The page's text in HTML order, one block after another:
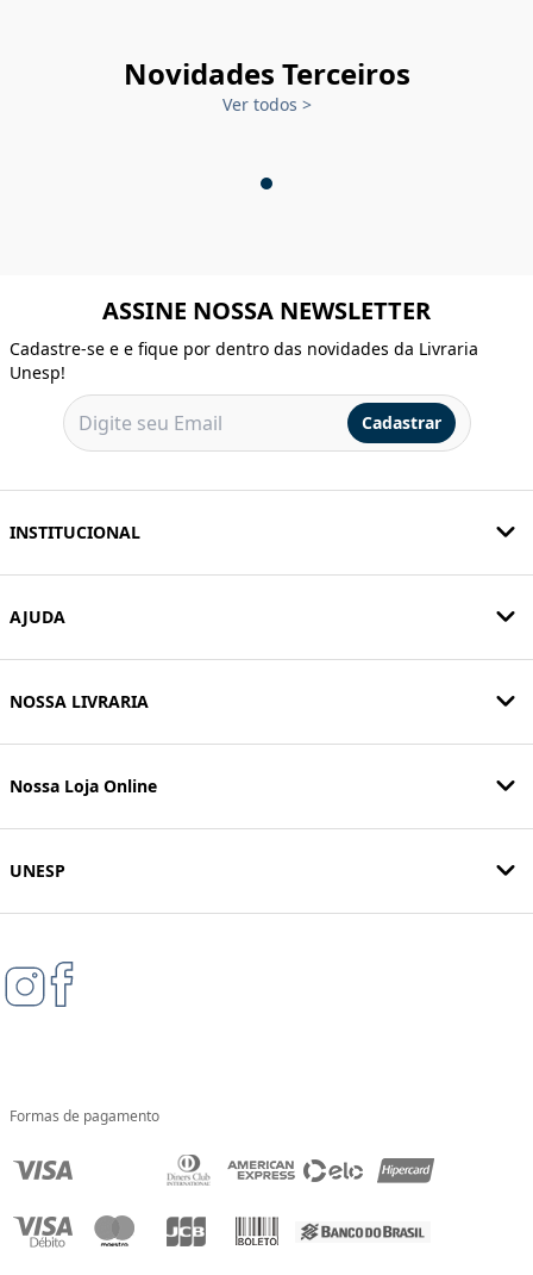
Novidades Terceiros
Ver todos >
ASSINE NOSSA NEWSLETTER
Cadastre-se e e fique por dentro das novidades da Livraria
Unesp!
Cadastrar
INSTITUCIONAL
AJUDA
NOSSA LIVRARIA
Nossa Loja Online
UNESP
Formas de pagamento